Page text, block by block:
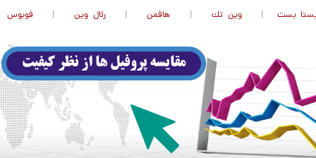
مقايسه پروفيل ها از نظر كيفيت
بست |وين تك | هافمن|رئال وين|فوبوس